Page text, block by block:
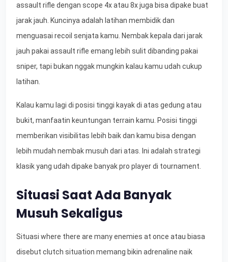
assault rifle dengan scope 4x atau 8x juga bisa dipake buat
jarak jauh. Kuncinya adalah latihan membidik dan
menguasai recoil senjata kamu. Nembak kepala dari jarak
jauh pakai assault rifle emang lebih sulit dibanding pakai
sniper, tapi bukan nggak mungkin kalau kamu udah cukup
latihan.
Kalau kamu lagi di posisi tinggi kayak di atas gedung atau
bukit, manfaatin keuntungan terrain kamu. Posisi tinggi
memberikan visibilitas lebih baik dan kamu bisa dengan
lebih mudah nembak musuh dari atas. Ini adalah strategi
klasik yang udah dipake banyak pro player di tournament.
Situasi Saat Ada Banyak
Musuh Sekaligus
Situasi where there are many enemies at once atau biasa
disebut clutch situation memang bikin adrenaline naik